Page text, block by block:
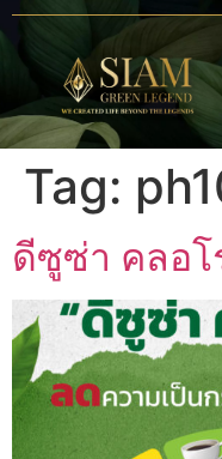
Tag:
ดีซูซ่า คลอโ